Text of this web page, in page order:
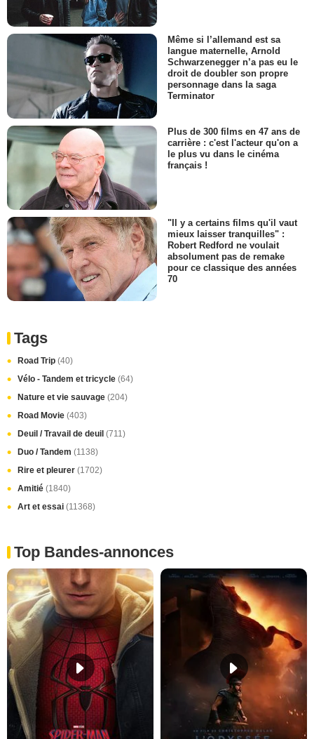
Même si l’allemand est sa
langue maternelle, Arnold
Schwarzenegger n’a pas eu le
droit de doubler son propre
personnage dans la saga
Terminator
Plus de 300 films en 47 ans de
carrière : c'est l'acteur qu'on a
le plus vu dans le cinéma
français !
"Il y a certains films qu'il vaut
mieux laisser tranquilles" :
Robert Redford ne voulait
absolument pas de remake
pour ce classique des années
70
Tags
Road Trip (40)
Vélo - Tandem et tricycle (64)
Nature et vie sauvage (204)
Road Movie (403)
Deuil / Travail de deuil (711)
Duo / Tandem (1138)
Rire et pleurer (1702)
Amitié (1840)
Art et essai (11368)
Top Bandes-annonces